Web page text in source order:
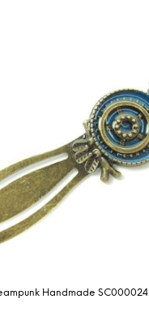
Handmade SC000024